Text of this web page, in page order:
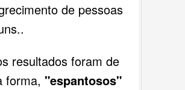
de pessoas
resultados foram de
forma, "espantosos"